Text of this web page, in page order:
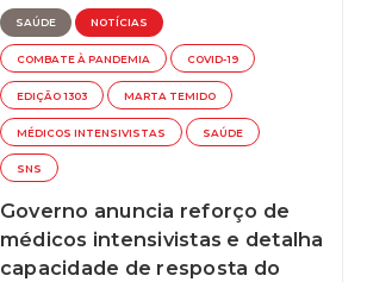
SAÚDE NOTÍCIAS
COMBATE À PANDEMIA COVID-19
EDIÇÃO 1303 MARTA TEMIDO
MÉDICOS INTENSIVISTAS SAÚDE
SNS
Governo anuncia reforço de
médicos intensivistas e detalha
capacidade de resposta do